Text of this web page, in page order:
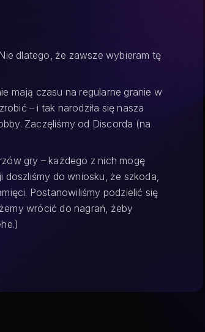
dlatego, że zawsze wybieram tę
mają czasu na regularne granie w
– i tak narodziła się nasza
Zaczęliśmy od Discorda (na
gry – każdego z nich mogę
doszliśmy do wniosku, że szkoda,
Postanowiliśmy podzielić się
wrócić do nagrań, żeby